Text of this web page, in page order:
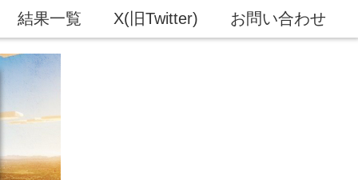
結果一覧 X(旧Twitter) お問い合わせ